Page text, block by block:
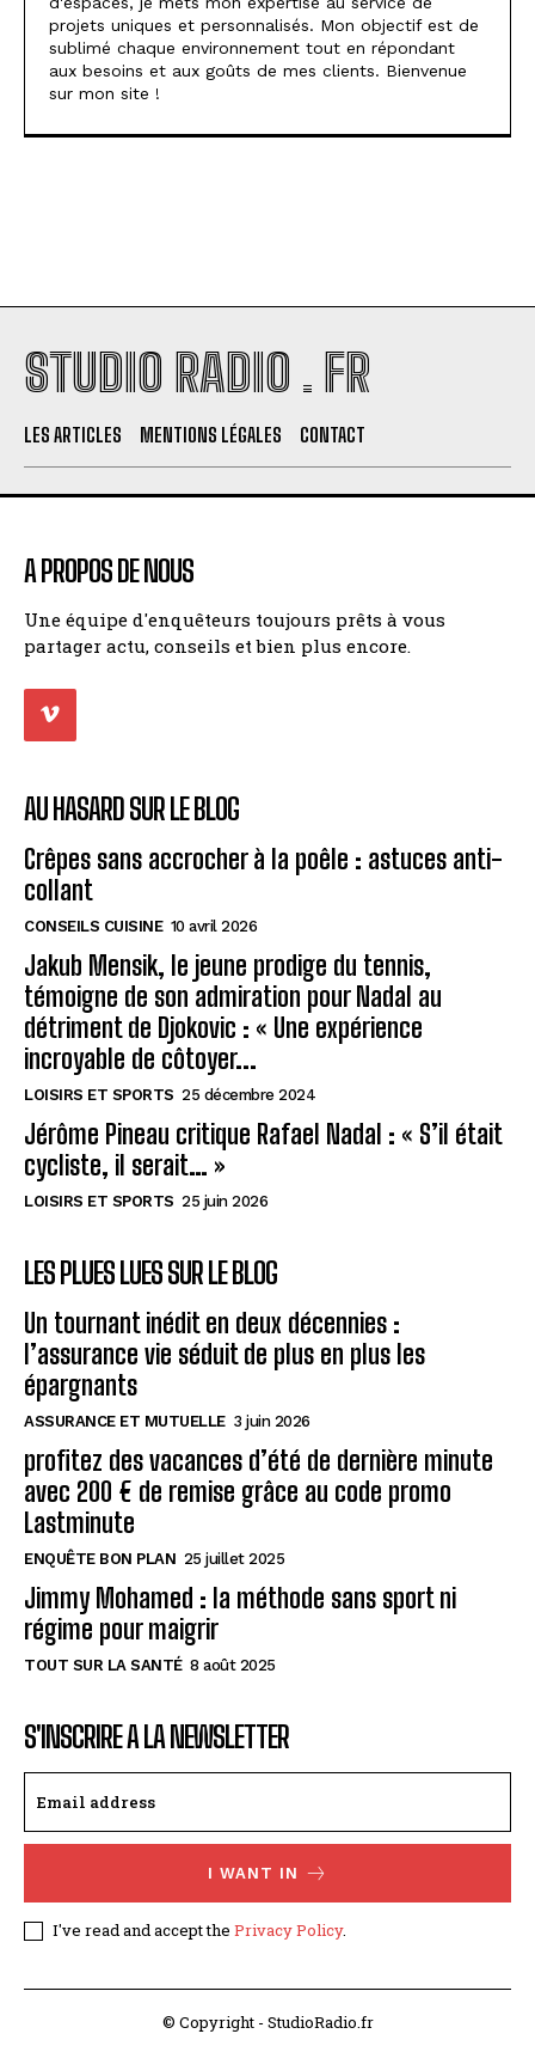
projets uniques et personnalisés. Mon objectif est de
sublimé chaque environnement tout en répondant
aux besoins et aux goûts de mes clients. Bienvenue
sur mon site !
STUDIO RADIO . FR
LES ARTICLES MENTIONS LÉGALES CONTACT
A PROPOS DE NOUS
Une équipe d'enquêteurs toujours prêts à vous
partager actu, conseils et bien plus encore.
AU HASARD SUR LE BLOG
Crêpes sans accrocher à la poêle : astuces anti-
collant
CONSEILS CUISINE 10 avril 2026
Jakub Mensik, le jeune prodige du tennis,
témoigne de son admiration pour Nadal au
détriment de Djokovic : « Une expérience
incroyable de côtoyer...
LOISIRS ET SPORTS 25 décembre 2024
Jérôme Pineau critique Rafael Nadal : « S’il était
cycliste, il serait… »
LOISIRS ET SPORTS 25 juin 2026
LES PLUES LUES SUR LE BLOG
Un tournant inédit en deux décennies :
l’assurance vie séduit de plus en plus les
épargnants
ASSURANCE ET MUTUELLE 3 juin 2026
profitez des vacances d’été de dernière minute
avec 200 € de remise grâce au code promo
Lastminute
ENQUÊTE BON PLAN 25 juillet 2025
Jimmy Mohamed : la méthode sans sport ni
régime pour maigrir
TOUT SUR LA SANTÉ 8 août 2025
S'INSCRIRE A LA NEWSLETTER
I WANT IN
I've read and accept the Privacy Policy.
© Copyright - StudioRadio.fr